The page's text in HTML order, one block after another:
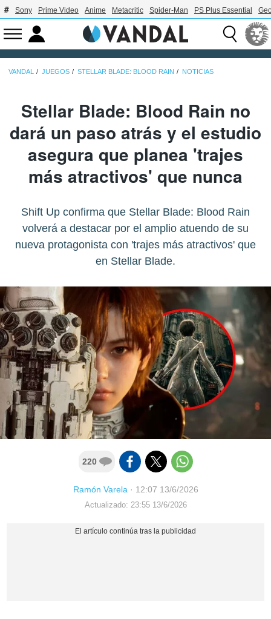
Sony Prime Video Anime Metacritic Spider-Man PS Plus Essential
VANDAL JUEGOS STELLAR BLADE: BLOOD RAIN NOTICIAS
Stellar Blade: Blood Rain no
dará un paso atrás y el estudio
asegura que planea 'trajes
más atractivos' que nunca
Shift Up confirma que Stellar Blade: Blood Rain
volverá a destacar por el amplio atuendo de su
nueva protagonista con 'trajes más atractivos' que
en Stellar Blade.
220
Ramón Varela· 12:07 13/6/2026
Actualizado: 23:55 13/6/2026